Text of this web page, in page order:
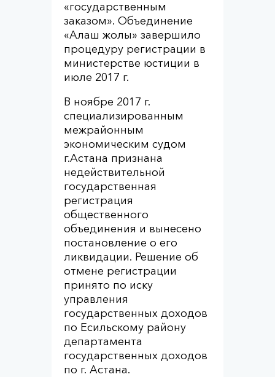
«государственным
заказом». Объединение
«Алаш жолы» завершило
процедуру регистрации в
министерстве юстиции в
июле 2017 г.
В ноябре 2017 г.
специализированным
межрайонным
экономическим судом
г.Астана признана
недействительной
государственная
регистрация
общественного
объединения и вынесено
постановление о его
ликвидации. Решение об
отмене регистрации
принято по иску
управления
государственных доходов
по Есильскому району
департамента
государственных доходов
по г. Астана.